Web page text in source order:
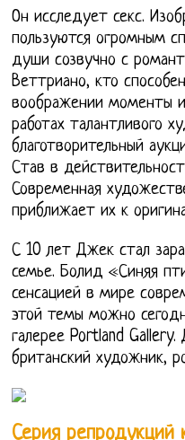
Он исследует секс.
пользуются огромным
души созвучно с
Веттриано, кто
воображении моменты
работах талантливого
благотворительный
Став в
Современная
приближает их к
С 10 лет Джек стал
семье. Болид «Синяя
сенсацией в мире
этой темы можно
галерее Portland
британский художник,
Серия репродукций